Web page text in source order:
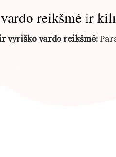
reikšmė ir
vyriško vardo reikšmė: